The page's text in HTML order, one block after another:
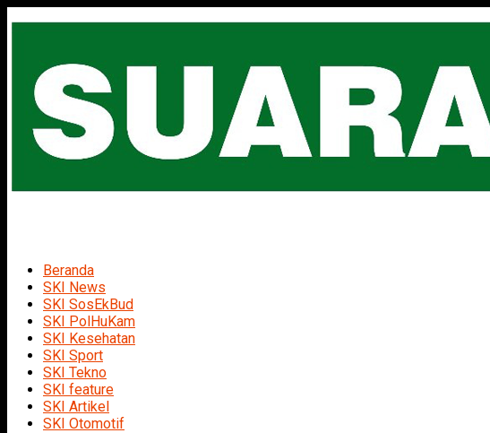
Beranda
SKI News
SKI SosEkBud
SKI PolHuKam
SKI Kesehatan
SKI Sport
SKI Tekno
SKI feature
SKI Artikel
SKI Otomotif